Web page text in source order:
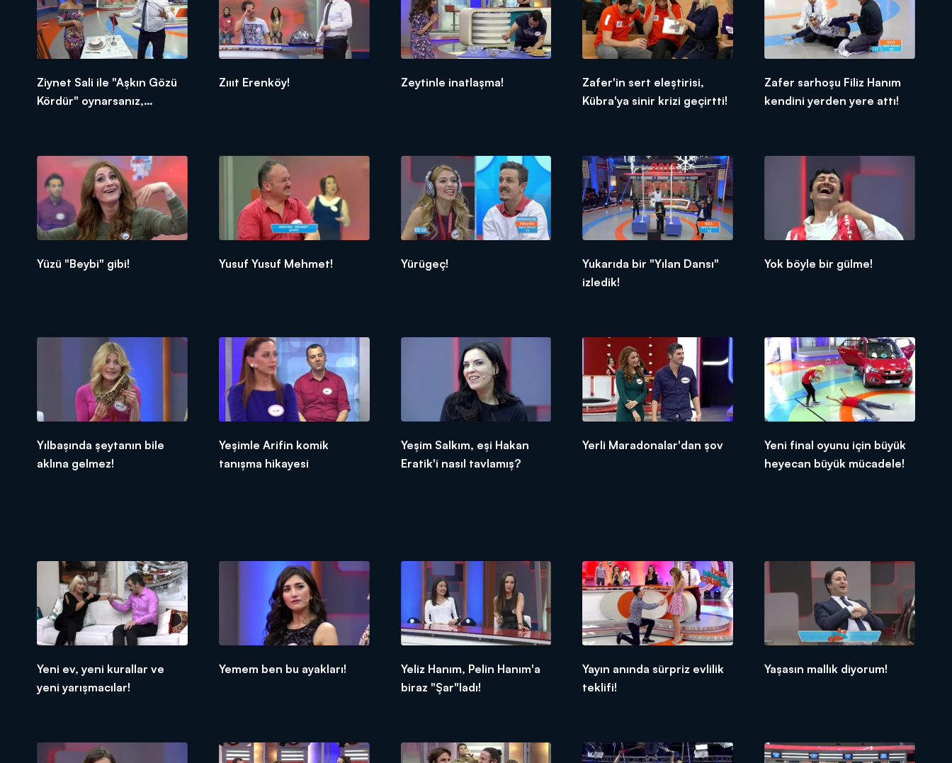
Ziynet Sali ile "Aşkın Gözü
Kördür" oynarsanız,
Zıııt Erenköy! Zeytinle inatlaşma!
Zafer'in sert eleştirisi,
Kübra'ya sinir krizi geçirtti!
Zafer sarhoşu Filiz Hanım
kendini yerden yere attı!
Yüzü "Beybi" gibi! Yusuf Yusuf Mehmet! Yürügeç!
Yukarıda bir "Yılan Dansı"
izledik!
Yok böyle bir gülme!
Yılbaşında şeytanın bile
aklına gelmez!
Yeşimle Arifin komik
tanışma hikayesi
Yeşim Salkım, eşi Hakan
Eratik'i nasıl tavlamış?
Yerli Maradonalar'dan şov
Yeni final oyunu için büyük
heyecan büyük mücadele!
Yeni ev, yeni kurallar ve
yeni yarışmacılar!
Yemem ben bu ayakları!
Yeliz Hanım, Pelin Hanım'a
biraz "Şar"ladı!
Yayın anında sürpriz evlilik
teklifi!
Yaşasın mallık diyorum!